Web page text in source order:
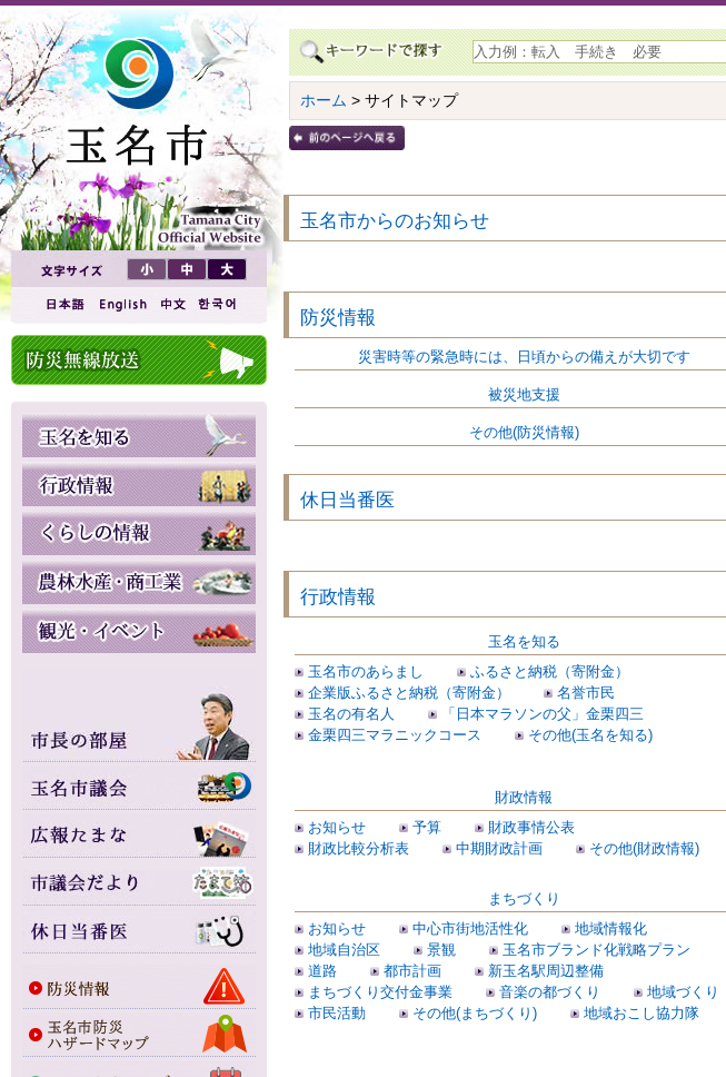
ホーム > サイトマップ
玉名市からのお知らせ
防災情報
災害時等の緊急時には、日頃からの備えが大切です
被災地支援
その他(防災情報)
休日当番医
行政情報
玉名を知る
玉名市のあらまし
ふるさと納税（寄附金）
企業版ふるさと納税（寄附金）
名誉市民
玉名の有名人
「日本マラソンの父」金栗四三
金栗四三マラニックコース
その他(玉名を知る)
財政情報
お知らせ
予算
財政事情公表
財政比較分析表
中期財政計画 その他(財政情報)
まちづくり
お知らせ
中心市街地活性化
地域情報化
地域自治区
景観
玉名市ブランド化戦略プラン
道路
都市計画
新玉名駅周辺整備
まちづくり交付金事業
音楽の都づくり
地域づくり
市民活動
その他(まちづくり) 地域おこし協力隊